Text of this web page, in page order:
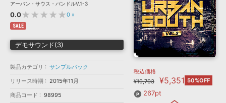
プラグイン・エフェクト »
サンプルパック »
ソフトウェア／ツール »
キャンペーン »
ニュースレター »
製品サポート情報 »
DTMガイド » 音楽カード
VIENNA
EZ DRUMMER 3
ライセンスフリーBGM
ボーカル抜き出し
DUBSTEP
MUTANT
ROUTER.FM
SONOCA
ソフト音源 プラグイン・エフェクト
ソフトウェア／ツール 効果音
ジャンル
メーカー
フォーマット
アーバン・サウス・バンドルV.1-3
0.0★★★★★0 »
SALE
デモサウンド(3)
製品カテゴリ
サンプルパック
リリース時期
2015年11月
商品コード
98995
税込価格
¥10,703
¥5,351 50%OFF
267pt